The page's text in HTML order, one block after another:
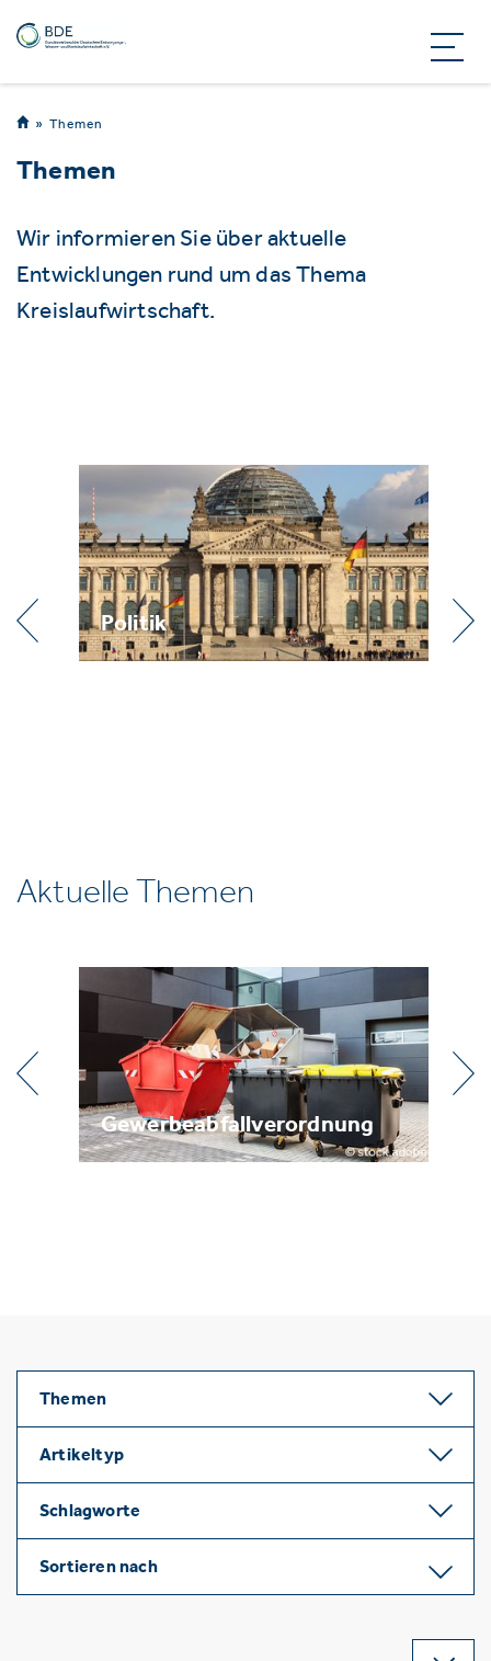
Themen
Themen
Wir informieren Sie über aktuelle
Entwicklungen rund um das Thema
Kreislaufwirtschaft.
Praxis
Aktuelle Themen
Metallrecycling
Themen
Artikeltyp
Schlagworte
Sortieren nach